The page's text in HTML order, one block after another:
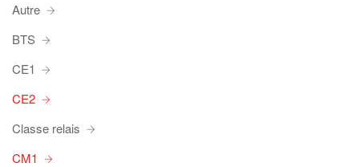
Autre
BTS
CE1
CE2
Classe relais
CM1